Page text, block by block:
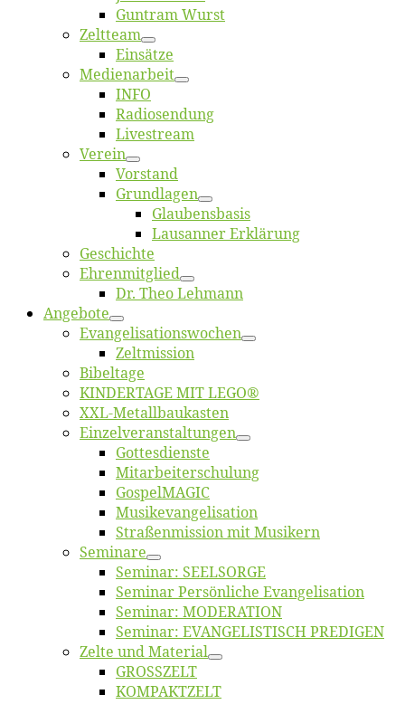
Gun­tram Wurst
Zelt­team
Ein­sät­ze
Me­di­en­ar­beit
INFO
Ra­dio­sen­dung
Live­stream
Ver­ein
Vor­stand
Grund­la­gen
Glaubens­ba­sis
Lausan­ner Erklärung
Ge­schich­te
Eh­ren­mit­glied
Dr. Theo Lehmann
An­ge­bo­te
Evangelisa­tions­wo­chen
Zelt­mis­si­on
Bi­bel­ta­ge
KINDERTAGE MIT LEGO®
XXL-Me­­tal­l­­bau­­kas­­ten
Einzelver­an­stal­tungen
Got­tes­diens­te
Mitarbeiter­schulung
Gos­pel­MA­GIC
Musikevan­ge­li­sa­tion
Straßenmis­sion mit Musikern
Se­mi­na­re
Se­mi­nar: SEELSORGE
Se­mi­nar Per­sön­li­che Evangelisation
Se­mi­nar: MODERATION
Se­mi­nar: EVANGELISTISCH PREDIGEN
Zel­te und Material
GROSSZELT
KOMPAKTZELT